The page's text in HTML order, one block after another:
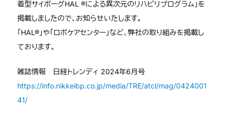
着型サイボーグHAL ®による異次元のリハビリプログラム」を
掲載しましたので、お知らせいたします。
「HAL®」や「ロボケアセンター」など、弊社の取り組みを掲載し
ております。
雑誌情報 日経トレンディ 2024年6月号
https://info.nikkeibp.co.jp/media/TRE/atcl/mag/0424001
41/